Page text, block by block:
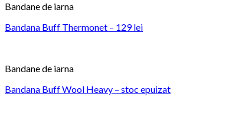
Bandane de iarna
Bandana Buff Thermonet – 129 lei
Bandane de iarna
Bandana Buff Wool Heavy – stoc epuizat